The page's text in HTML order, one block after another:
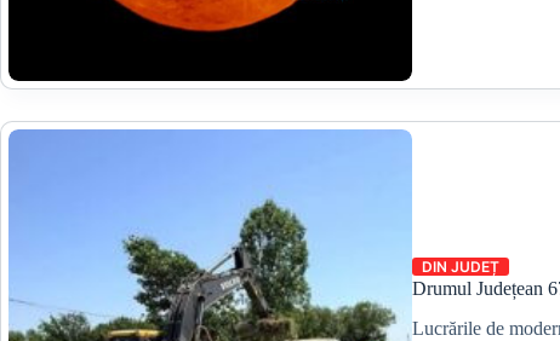
DIN JUDEȚ
Drumul Județean
Lucrările de